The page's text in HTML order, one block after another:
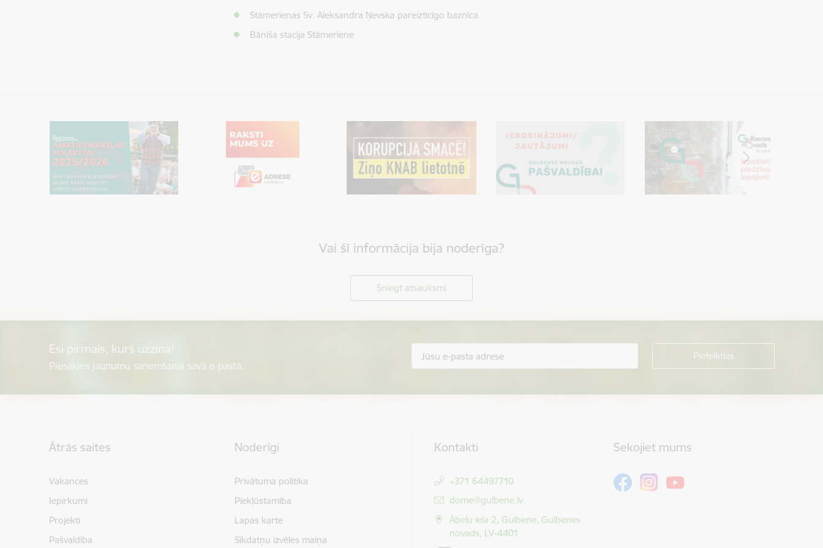
Stāmerienas Sv. Aleksandra Ņevska pareizticīgo baznīca
Bānīša stacija Stāmeriene
Vai šī informācija bija noderīga?
Sniegt atsauksmi
Esi pirmais, kurš uzzina!
Piesakies jaunumu saņemšanai savā e-pastā.
Ātrās saites
Vakances
Iepirkumi
Projekti
Pašvaldība
Noderīgi
Privātuma politika
Piekļūstamība
Lapas karte
Sīkdatņu izvēles maiņa
Kontakti
+371 64497710
E-pasts:
dome@gulbene.lv
Ābeļu iela 2, Gulbene, Gulbenes
novads, LV-4401
Sekojiet mums